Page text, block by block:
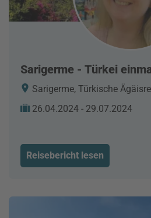
Sarigerme - Türkei
Sarigerme, Türkische
26.04.2024 - 29.07.2024
Reisebericht lesen